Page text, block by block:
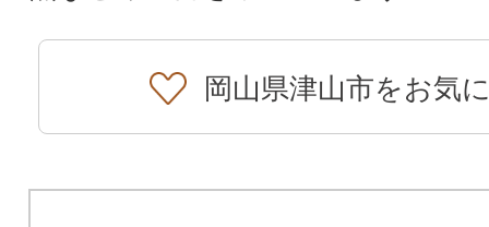
岡山県津山市をお気